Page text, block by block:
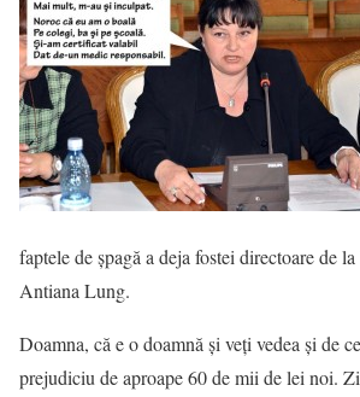
faptele de şpagă a deja fostei directoare de
Antiana Lung.
Doamna, că e o doamnă şi veţi vedea şi de
prejudiciu de aproape 60 de mii de lei noi.